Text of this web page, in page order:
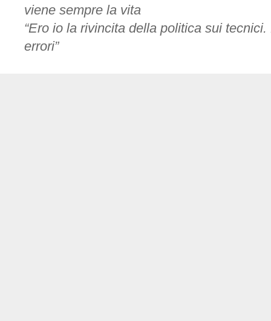
viene sempre la vita
“Ero io la rivincita della politica sui
errori”